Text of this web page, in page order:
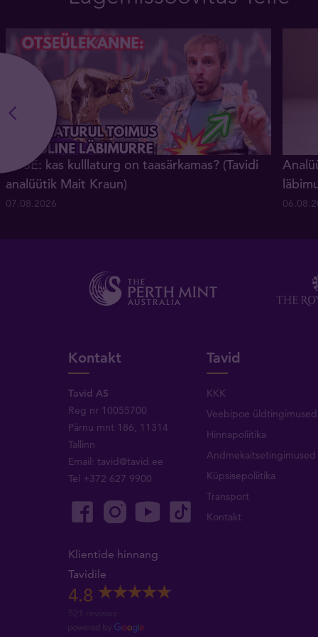
OTSE: kas kulllaturg on taasärkamas? (Tavidi
analüütik Mait Kraun)
07.08.2026
Kontakt
Tavid AS
Reg nr 10055700
Pärnu mnt 186, 11314
Tallinn
Email:tavid@tavid.ee
Tel +372 627 9900
Klientide hinnang
Tavidile
4.8
521 reviews
Tavid
KKK
Veebipoe üldtingimused
Hinnapoliitika
Andmekaitsetingimused
Küpsisepoliitika
Transport
Kontakt